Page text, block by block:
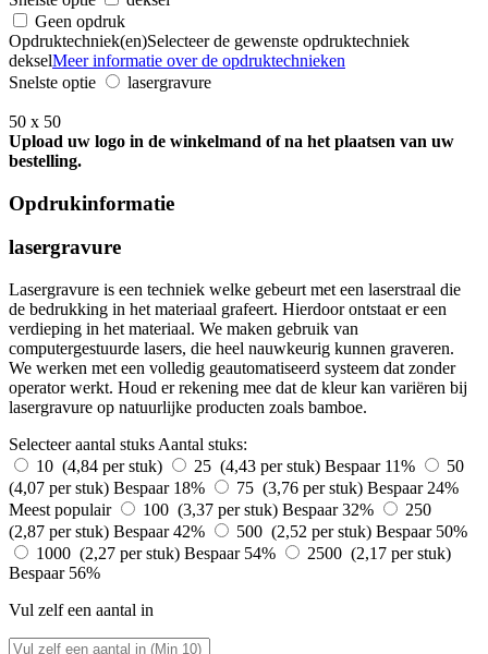
Geen opdruk
Opdruktechniek(en)Selecteer de gewenste opdruktechniek
dekselMeer informatie over de opdruktechnieken
Snelste optie
lasergravure
50 x 50
Upload uw logo in de winkelmand of na het plaatsen van uw
bestelling.
Opdrukinformatie
lasergravure
Lasergravure is een techniek welke gebeurt met een laserstraal die
de bedrukking in het materiaal grafeert. Hierdoor ontstaat er een
verdieping in het materiaal. We maken gebruik van
computergestuurde lasers, die heel nauwkeurig kunnen graveren.
We werken met een volledig geautomatiseerd systeem dat zonder
operator werkt. Houd er rekening mee dat de kleur kan variëren bij
lasergravure op natuurlijke producten zoals bamboe.
Selecteer aantal stuks Aantal stuks:
10 (4,84 per stuk)
25 (4,43 per stuk) Bespaar 11%
50
(4,07 per stuk) Bespaar 18% 75 (3,76 per stuk) Bespaar 24%
Meest populair
100 (3,37 per stuk) Bespaar 32%
250
(2,87 per stuk) Bespaar 42% 500 (2,52 per stuk) Bespaar 50%
1000 (2,27 per stuk) Bespaar 54%
2500 (2,17 per stuk)
Bespaar 56%
Vul zelf een aantal in